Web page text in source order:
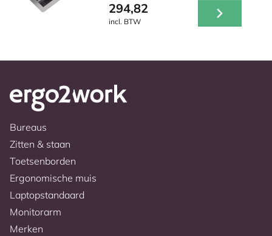
294,82
incl. BTW
Bureaus
Zitten & staan
Toetsenborden
Ergonomische muis
Laptopstandaard
Monitorarm
Merken